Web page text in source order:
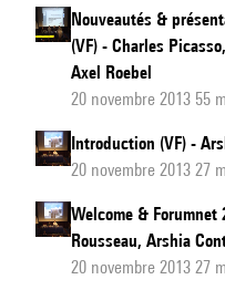
Nouveautés &
(VF) - Charles
Axel Roebel
20 novembre 2013 55
Introduction (VF) -
20 novembre 2013 27
Welcome &
Rousseau, Arshia
20 novembre 2013 27